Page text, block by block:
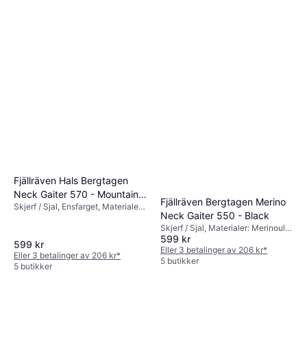
Fjällräven Hals Bergtagen
Neck Gaiter 570 - Mountain
Blue
Skjerf / Sjal, Ensfarget, Materialer:
599 kr
Eller 3 betalinger av 206 kr*
5 butikker
Fjällräven Bergtagen Merino
Neck Gaiter 550 - Black
Skjerf / Sjal, Materialer: Merinoull,
Ull
599 kr
Eller 3 betalinger av 206 kr*
5 butikker